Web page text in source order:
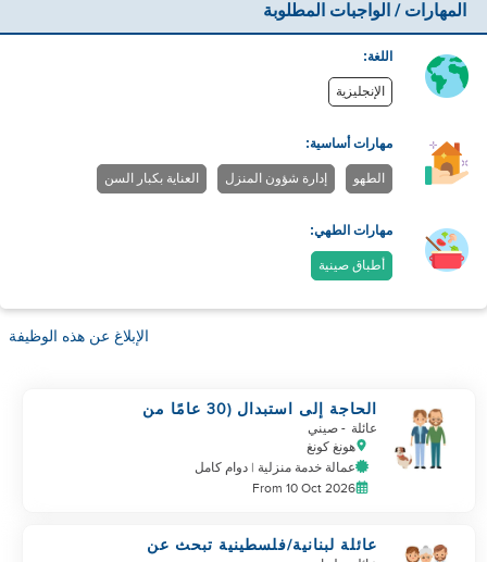
المهارات / الواجبات المطلوبة
اللغة:
الإنجليزية
مهارات أساسية:
الطهو إدارة شؤون المنزل العناية بكبار السن
مهارات الطهي:
أطباق صينية
الإبلاغ عن هذه الوظيفة
الحاجة إلى استبدال (30 عامًا من
خدمة المساعد الحالي)
عائلة - صيني
هونغ كونغ
عمالة خدمة منزلية | دوام كامل
From 10 Oct 2026
عائلة لبنانية/فلسطينية تبحث عن